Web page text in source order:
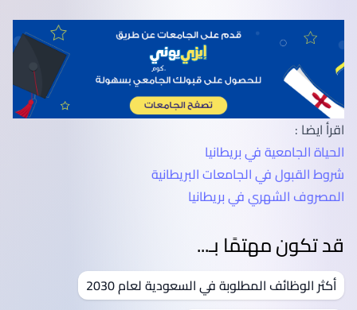
اقرأ ايضا :
الحياة الجامعية في بريطانيا
شروط القبول في الجامعات البريطانية
المصروف الشهري في بريطانيا
قد تكون مهتمًا بـ...
أكثر الوظائف المطلوبة في السعودية لعام 2030